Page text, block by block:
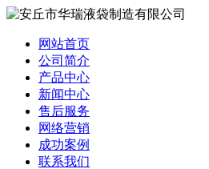
网站首页
公司简介
产品中心
新闻中心
售后服务
网络营销
成功案例
联系我们